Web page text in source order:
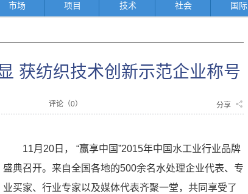
市场 项目 技术 社会 国际
获纺织技术创新示范企业称号
评论（0） 分享
11月20日， “赢享中国”2015年中国水工业行业品牌
盛典召开。来自全国各地的500余名水处理企业代表、专
业买家、行业专家以及媒体代表齐聚一堂，共同享受了